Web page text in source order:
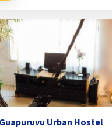
Urban Hostel